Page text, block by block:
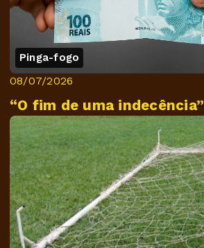
Pinga-fogo
08/07/2026
“O fim de uma indecência”